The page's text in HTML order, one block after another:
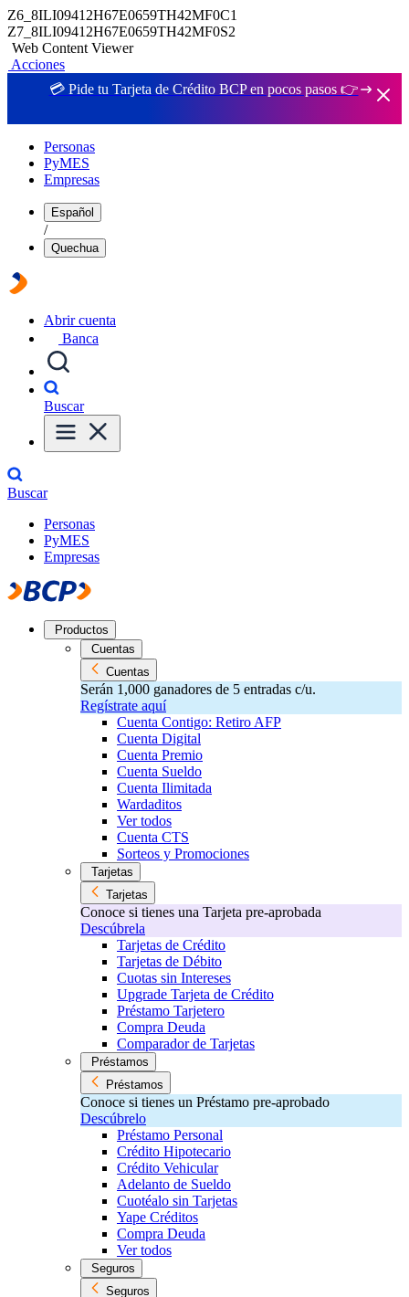
Z6_8ILI09412H67E0659TH42MF0C1
Z7_8ILI09412H67E0659TH42MF0S2
Web Content Viewer
Acciones
💳 Pide tu Tarjeta de Crédito BCP en pocos pasos 👉
Personas
PyMES
Empresas
Español
/
Quechua
Abrir cuenta
Banca
Buscar
Buscar
Personas
PyMES
Empresas
Productos
Cuentas
Cuentas
Serán 1,000 ganadores de 5 entradas c/u.
Regístrate aquí
Cuenta Contigo: Retiro AFP
Cuenta Digital
Cuenta Premio
Cuenta Sueldo
Cuenta Ilimitada
Wardaditos
Ver todos
Cuenta CTS
Sorteos y Promociones
Tarjetas
Tarjetas
Conoce si tienes una Tarjeta pre-aprobada
Descúbrela
Tarjetas de Crédito
Tarjetas de Débito
Cuotas sin Intereses
Upgrade Tarjeta de Crédito
Préstamo Tarjetero
Compra Deuda
Comparador de Tarjetas
Préstamos
Préstamos
Conoce si tienes un Préstamo pre-aprobado
Descúbrelo
Préstamo Personal
Crédito Hipotecario
Crédito Vehicular
Adelanto de Sueldo
Cuotéalo sin Tarjetas
Yape Créditos
Compra Deuda
Ver todos
Seguros
Seguros